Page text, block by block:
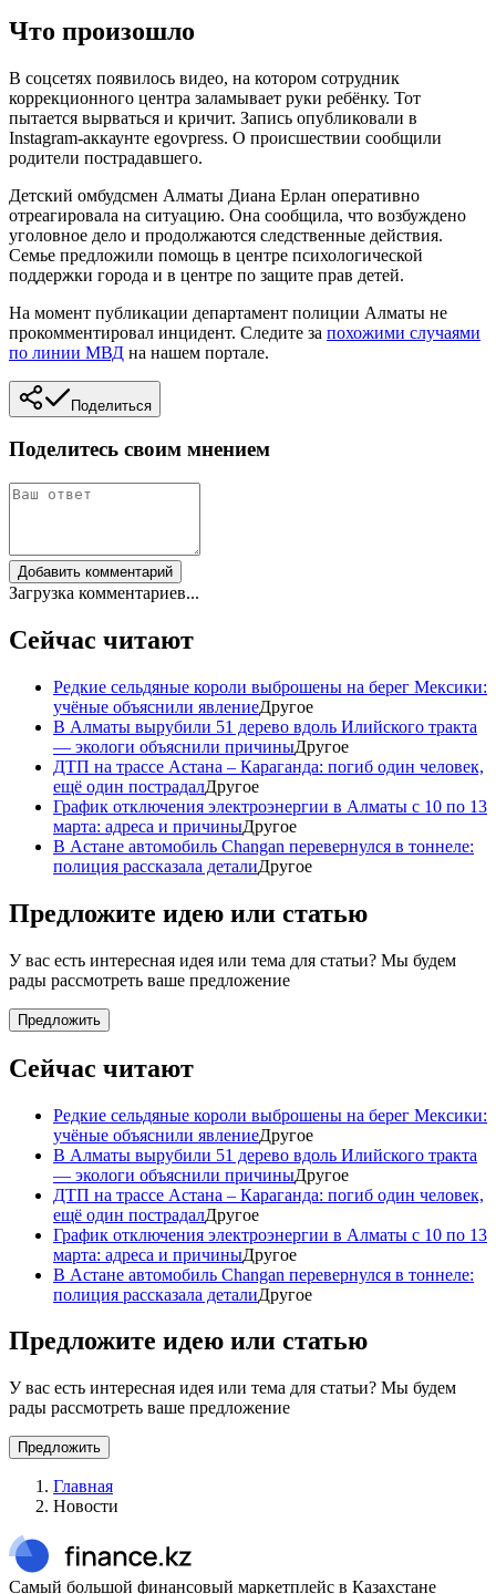
Что произошло
В соцсетях появилось видео, на котором сотрудник
коррекционного центра заламывает руки ребёнку. Тот
пытается вырваться и кричит. Запись опубликовали в
Instagram-аккаунте egovpress. О происшествии сообщили
родители пострадавшего.
Детский омбудсмен Алматы Диана Ерлан оперативно
отреагировала на ситуацию. Она сообщила, что возбуждено
уголовное дело и продолжаются следственные действия.
Семье предложили помощь в центре психологической
поддержки города и в центре по защите прав детей.
На момент публикации департамент полиции Алматы не
прокомментировал инцидент. Следите за похожими случаями
по линии МВД на нашем портале.
Поделиться
Поделитесь своим мнением
Добавить комментарий
Загрузка комментариев...
Сейчас читают
Редкие сельдяные короли выброшены на берег Мексики:
учёные объяснили явлениеДругое
В Алматы вырубили 51 дерево вдоль Илийского тракта
— экологи объяснили причиныДругое
ДТП на трассе Астана – Караганда: погиб один человек,
ещё один пострадалДругое
График отключения электроэнергии в Алматы с 10 по 13
марта: адреса и причиныДругое
В Астане автомобиль Changan перевернулся в тоннеле:
полиция рассказала деталиДругое
Предложите идею или статью
У вас есть интересная идея или тема для статьи? Мы будем
рады рассмотреть ваше предложение
Предложить
Сейчас читают
Редкие сельдяные короли выброшены на берег Мексики:
учёные объяснили явлениеДругое
В Алматы вырубили 51 дерево вдоль Илийского тракта
— экологи объяснили причиныДругое
ДТП на трассе Астана – Караганда: погиб один человек,
ещё один пострадалДругое
График отключения электроэнергии в Алматы с 10 по 13
марта: адреса и причиныДругое
В Астане автомобиль Changan перевернулся в тоннеле:
полиция рассказала деталиДругое
Предложите идею или статью
У вас есть интересная идея или тема для статьи? Мы будем
рады рассмотреть ваше предложение
Предложить
Главная
Новости
Самый большой финансовый маркетплейс в Казахстане